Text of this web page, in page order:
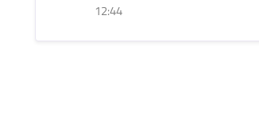
12:44